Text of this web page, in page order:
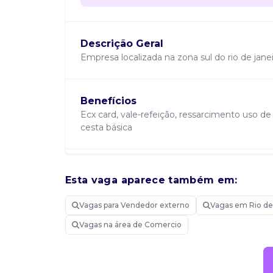
Descrição Geral
Empresa localizada na zona sul do rio de
Benefícios
Ecx card, vale-refeição, ressarcimento uso
cesta básica
Requisitos obrigatórios: - ensino médio
varejo e/ou supermercado (mínimo com
margem; - ter cnh e condução própria; -
que seja comprometido com a entrega de
dedicação em tempo integral. Um
para uma reaproximação dos clientes
Esta vaga aparece também em:
Vagas para Vendedor externo Vagas em Rio
Vagas na área de Comercio